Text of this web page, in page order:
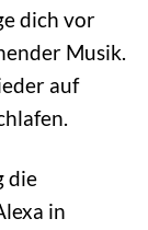
dich vor
Musik.
auf
die
in